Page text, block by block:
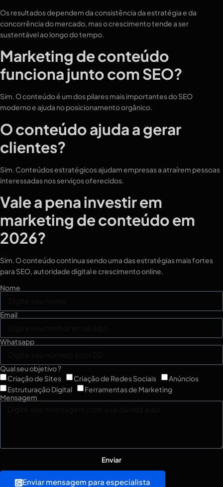
Os resultados dependem da consistência da estratégia e da
concorrência do mercado, mas o crescimento tende a ser
sustentável ao longo do tempo.
Marketing de conteúdo
funciona junto com SEO?
Sim. O conteúdo é um dos pilares mais importantes do SEO
moderno e ajuda no posicionamento orgânico.
O conteúdo ajuda a gerar
clientes?
Sim. Conteúdos estratégicos ajudam empresas a atraírem pessoas
interessadas nos serviços oferecidos.
Vale a pena investir em
marketing de conteúdo em
2026?
Sim. O conteúdo continua sendo uma das estratégias mais fortes
para SEO, autoridade digital e crescimento online.
Nome
Email
Whatsapp
Qual seu objetivo ?
Criação de Sites
Criação de Redes Sociais
Anúncios
Estruturação Digital
Ferramentas de Marketing
Mensagem
Enviar
Enviar mensagem para especialista